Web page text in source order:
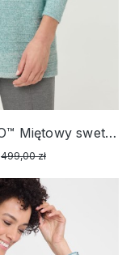
LENZING™ ECOVERO™ Miętowy sweter damski Henny zapinany na suwak – Soft Vibes
499,00 zł